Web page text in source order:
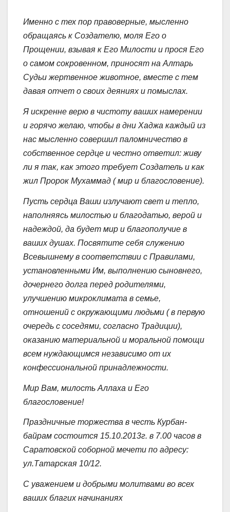
Именно с тех пор правоверные, мысленно
обращаясь к Создателю, моля Его о
Прощении, взывая к Его Милости и прося Его
о самом сокровенном, приносят на Алтарь
Судьи жертвенное животное, вместе с тем
давая отчет о своих деяниях и помыслах.
Я искренне верю в чистоту ваших намерении
и горячо желаю, чтобы в дни Хаджа каждый из
нас мысленно совершил паломничество в
собственное сердце и честно ответил: живу
ли я так, как этого требует Создатель и как
жил Пророк Мухаммад ( мир и благословение).
Пусть сердца Ваши излучают свет и тепло,
наполняясь милостью и благодатью, верой и
надеждой, да будет мир и благополучие в
ваших душах. Посвятите себя служению
Всевышнему в соответствии с Правилами,
установленными Им, выполнению сыновнего,
дочернего долга перед родителями,
улучшению микроклимата в семье,
отношений с окружающими людьми ( в первую
очередь с соседями, согласно Традиции),
оказанию материальной и моральной помощи
всем нуждающимся независимо от их
конфессиональной принадлежности.
Мир Вам, милость Аллаха и Его
благословение!
Праздничные торжества в честь Курбан-
байрам состоится 15.10.2013г. в 7.00 часов в
Саратовской соборной мечети по адресу:
ул.Татарская 10/12.
С уважением и добрыми молитвами во всех
ваших благих начинаниях